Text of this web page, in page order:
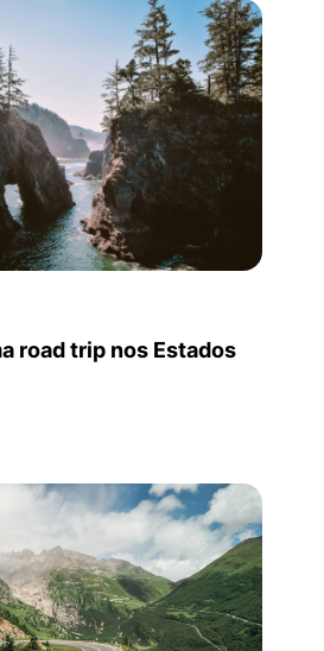
road trip nos Estados